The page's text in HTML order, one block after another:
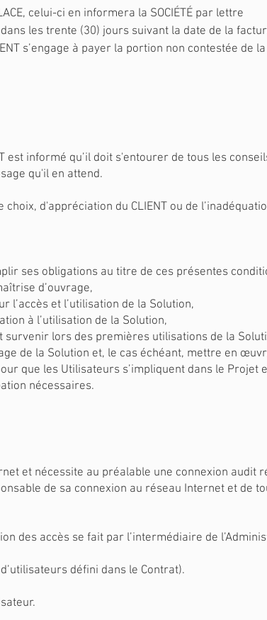
celui-ci en informera la SOCIÉTÉ par lettre
les trente (30) jours suivant la date de la
s’engage à payer la portion non contestée de la
est informé qu’il doit s'entourer de tous les
qu'il en attend.
d'appréciation du CLIENT ou de
ses obligations au titre de ces présentes
d’ouvrage,
et l’utilisation de la Solution,
à l’utilisation de la Solution,
lors des premières utilisations de la
de la Solution et, le cas échéant, mettre en
que les Utilisateurs s’impliquent dans le Projet
nécessaires.
et nécessite au préalable une connexion audit
de sa connexion au réseau Internet et de
des accès se fait par l’intermédiaire de
défini dans le Contrat).